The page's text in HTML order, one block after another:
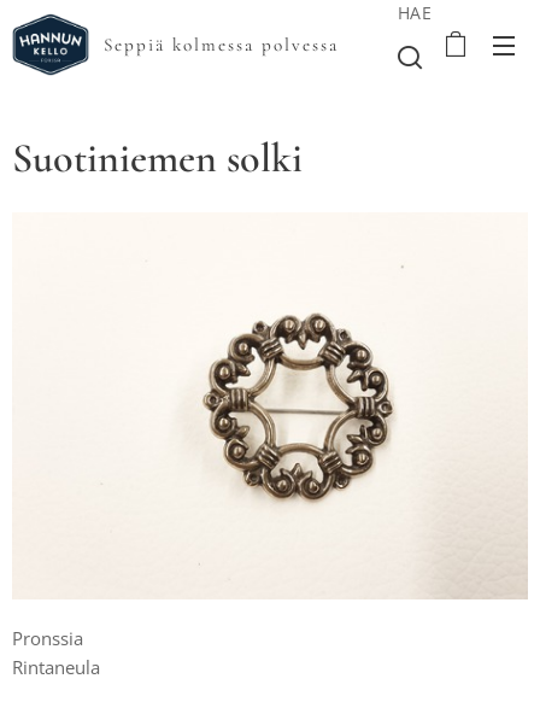
Seppiä kolmessa polvessa
HAE
Suotiniemen solki
Pronssia
Rintaneula